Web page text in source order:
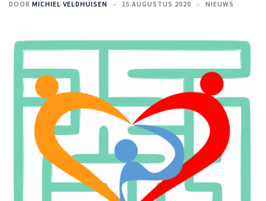
DOOR MICHIEL VELDHUISEN 15 AUGUSTUS 2020 NIEUWS